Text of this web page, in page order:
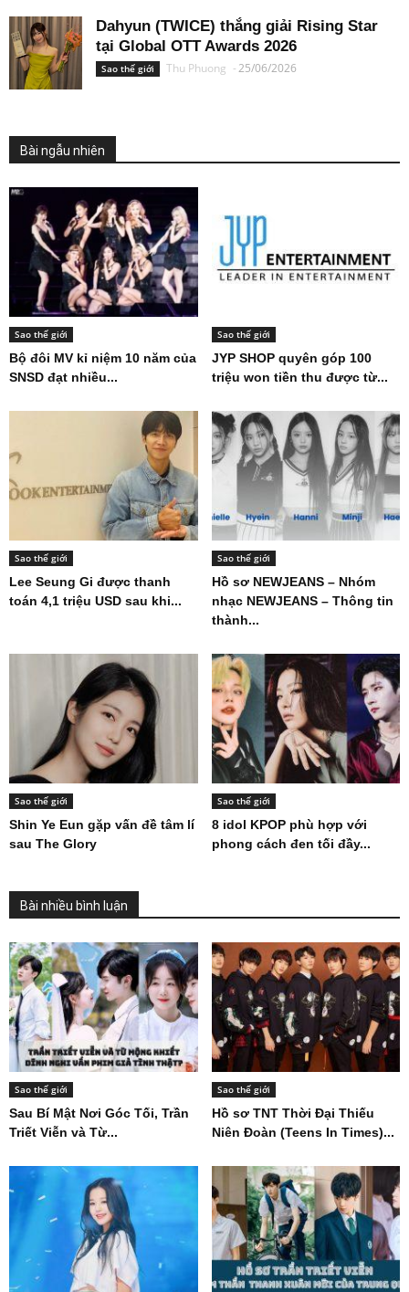
Dahyun (TWICE) thắng giải Rising Star
tại Global OTT Awards 2026
Sao thế giới Thu Phuong -25/06/2026
Bài ngẫu nhiên
Sao thế giới
Bộ đôi MV kỉ niệm 10 năm của
SNSD đạt nhiều...
Sao thế giới
JYP SHOP quyên góp 100
triệu won tiền thu được từ...
Sao thế giới
Lee Seung Gi được thanh
toán 4,1 triệu USD sau khi...
Sao thế giới
Hồ sơ NEWJEANS – Nhóm
nhạc NEWJEANS – Thông tin
thành...
Sao thế giới
Shin Ye Eun gặp vấn đề tâm lí
sau The Glory
Sao thế giới
8 idol KPOP phù hợp với
phong cách đen tối đầy...
Bài nhiều bình luận
Sao thế giới
Sau Bí Mật Nơi Góc Tối, Trần
Triết Viễn và Từ...
Sao thế giới
Hồ sơ TNT Thời Đại Thiếu
Niên Đoàn (Teens In Times)...